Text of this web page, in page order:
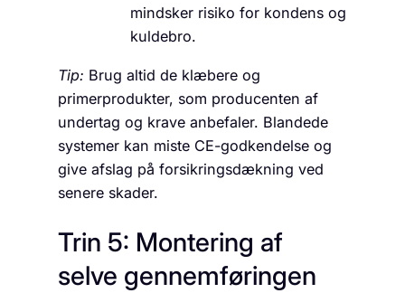
mindsker risiko for kondens og
kuldebro.
Tip: Brug altid de klæbere og
primerprodukter, som producenten af
undertag og krave anbefaler. Blandede
systemer kan miste CE-godkendelse og
give afslag på forsikringsdækning ved
senere skader.
Trin 5: Montering af
selve gennemføringen